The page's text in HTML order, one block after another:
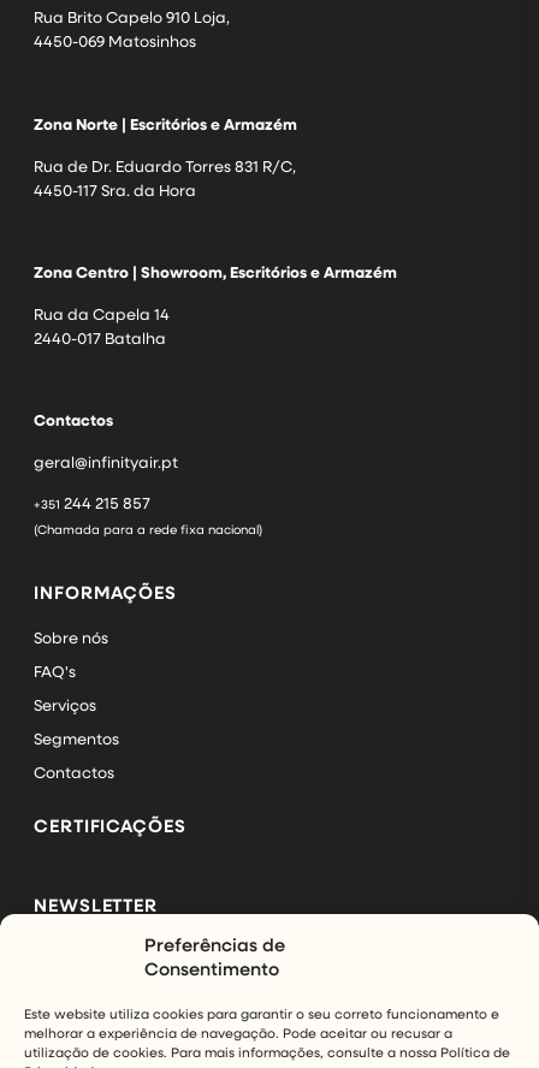
Preferências de
Consentimento
Este website utiliza cookies para garantir o seu correto funcionamento e
melhorar a experiência de navegação. Pode aceitar ou recusar a
utilização de cookies. Para mais informações, consulte a nossa Política de
Rua Brito Capelo 910 Loja,
4450-069 Matosinhos
Zona Norte | Escritórios e Armazém
Rua de Dr. Eduardo Torres 831 R/C,
4450-117 Sra. da Hora
Zona Centro | Showroom, Escritórios e Armazém
Rua da Capela 14
2440-017 Batalha
Contactos
geral@infinityair.pt
+351 244 215 857
(Chamada para a rede fixa nacional)
INFORMAÇÕES
Sobre nós
FAQ's
Serviços
Segmentos
Contactos
CERTIFICAÇÕES
NEWSLETTER
Subscreva a nossa newsletter e mantenha-se a par das
últimas novidades da InfinityAir.
SUBSCREVER